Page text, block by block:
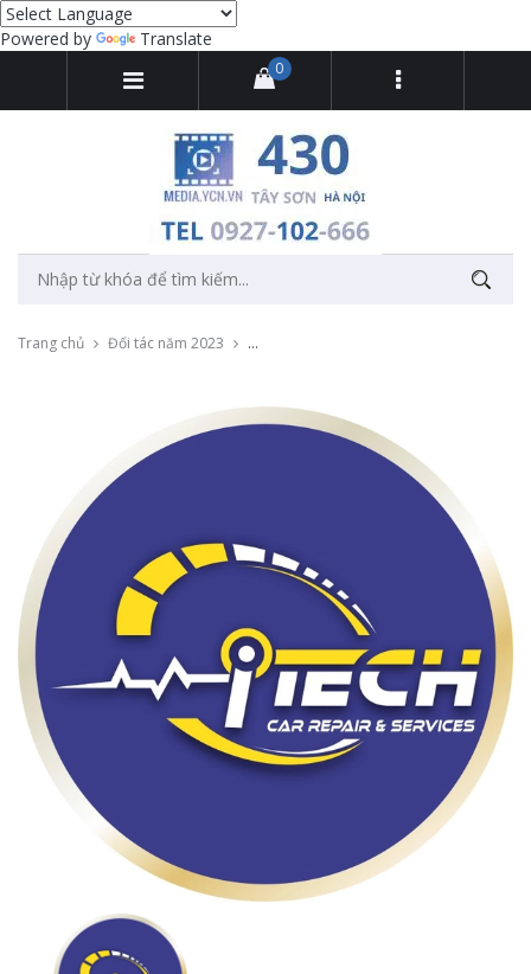
Powered by Translate
0
Trang chủ Đối tác năm 2023 Thu âm tổng đài hệ thống sửa chữa ô tô